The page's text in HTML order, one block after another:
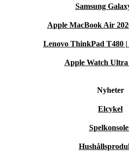
Samsung
Apple MacBook Air
Lenovo ThinkPad T480 |
Apple Watch Ultra
Nyheter
Elcykel